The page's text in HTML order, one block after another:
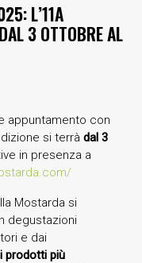
L’11A
3 OTTOBRE AL
appuntamento con
si terrà dal 3
in presenza a
Mostarda si
degustazioni
e dai
prodotti più